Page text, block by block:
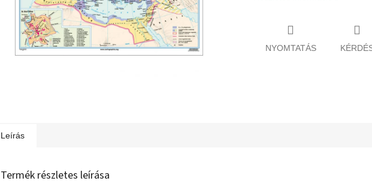
NYOMTATÁS
Leírás
Termék részletes leírása